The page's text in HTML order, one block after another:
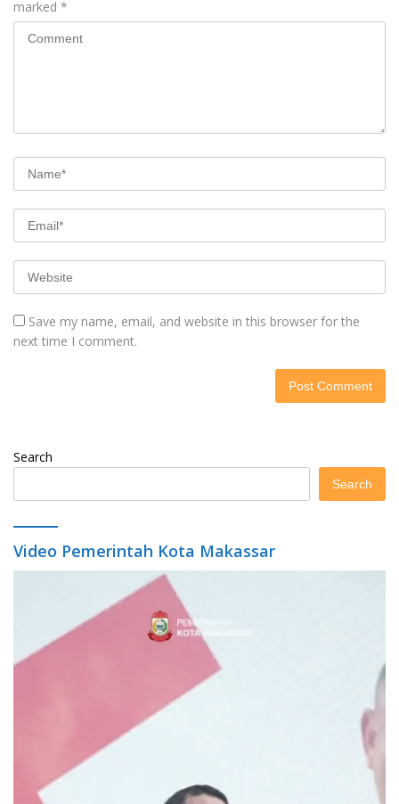
marked *
Save my name, email, and website in this browser for the
next time I comment.
Search
Search
Video Pemerintah Kota Makassar